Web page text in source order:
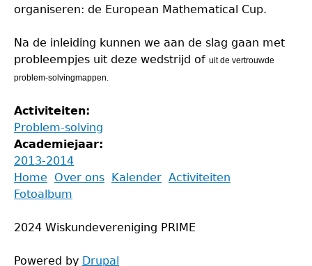
organiseren: de European Mathematical Cup.
Na de inleiding kunnen we aan de slag gaan met
probleempjes uit deze wedstrijd of uit de vertrouwde
problem-solvingmappen.
Activiteiten:
Problem-solving
Academiejaar:
2013-2014
Back
to
Main
menu
Home Over ons Kalender Activiteiten
Fotoalbum
2024 Wiskundevereniging PRIME
Powered by Drupal